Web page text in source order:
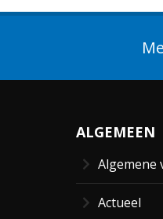
ALGEMEEN
Algemene
Actueel